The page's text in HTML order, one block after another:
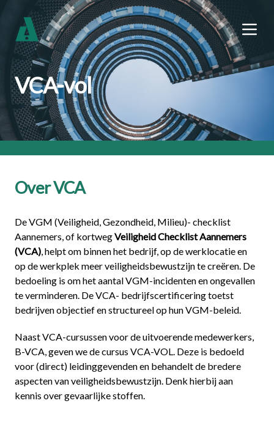
VCA-vol
Over VCA
De VGM (Veiligheid, Gezondheid, Milieu)- checklist
Aannemers, of kortwegVeiligheid Checklist Aannemers
(VCA) , helpt om binnen het bedrijf, op de werklocatie en
op de werkplek meer veiligheidsbewustzijn te creëren. De
bedoeling is om het aantal VGM-incidenten en ongevallen
te verminderen. De VCA- bedrijfscertificering toetst
bedrijven objectief en structureel op hun VGM-beleid.
Naast VCA-cursussen voor de uitvoerende medewerkers,
B-VCA, geven we de cursus VCA-VOL. Deze is bedoeld
voor (direct) leidinggevenden en behandelt de bredere
aspecten van veiligheidsbewustzijn. Denk hierbij aan
kennis over gevaarlijke stoffen.